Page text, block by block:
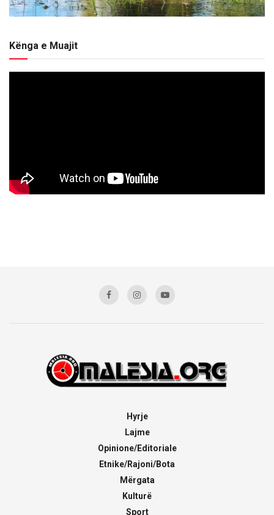
Kënga e Muajit
Hyrje
Lajme
Opinione/Editoriale
Etnike/Rajoni/Bota
Mërgata
Kulturë
Sport